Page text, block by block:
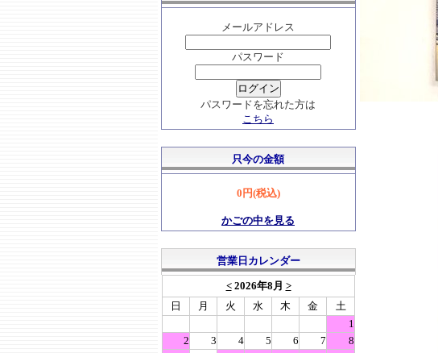
メールアドレス
パスワード
パスワードを忘れた方は
こちら
只今の金額
0円(税込)
かごの中を見る
営業日カレンダー